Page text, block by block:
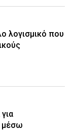
λογισμικό που
μέσω